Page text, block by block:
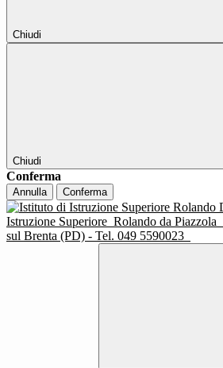
Chiudi
Chiudi
Conferma
Annulla Conferma
Istruzione Superiore Rolando da Piazzola
sul Brenta (PD) - Tel. 049 5590023